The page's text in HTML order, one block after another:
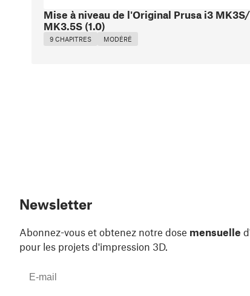
Mise à niveau de l'Original Prusa i3
MK3.5S (1.0)
9 CHAPITRES MODÉRÉ
Newsletter
Abonnez-vous et obtenez notre dose mensuelle
pour les projets d'impression 3D.